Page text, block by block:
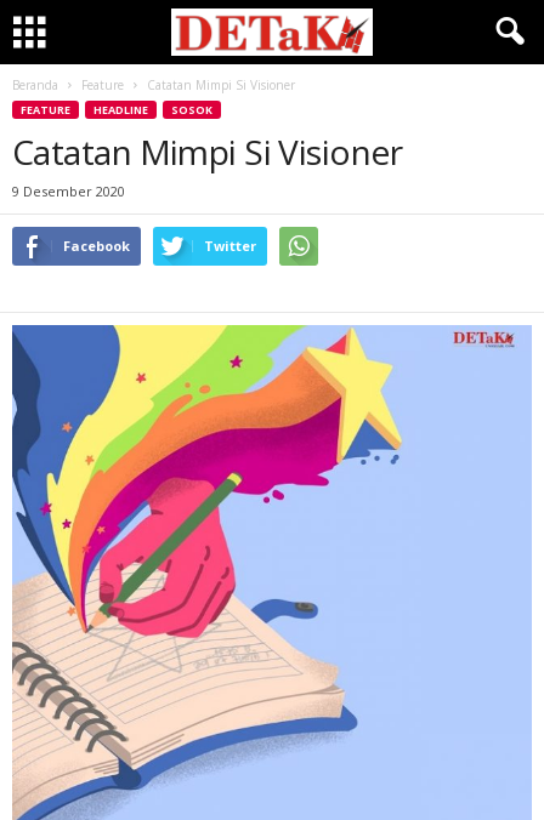
Beranda Feature Catatan Mimpi Si Visioner
FEATURE HEADLINE SOSOK
Catatan Mimpi Si Visioner
9 Desember 2020
Facebook Twitter